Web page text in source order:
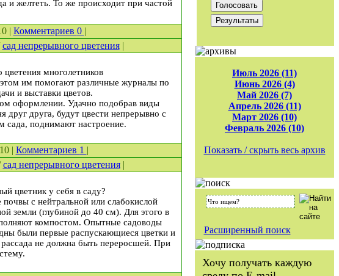
и желтеть. То же происходит при частой
| Комментариев 0 |
сад непрерывного цветения|
многолетников
им помогают различные журналы по
и выставки цветов.
оформлении. Удачно подобрав виды
друг друга, будут цвести непрерывно с
сада, поднимают настроение.
| Комментариев 1 |
сад непрерывного цветения|
цветник у себя в саду?
с нейтральной или слабокислой
земли (глубиной до 40 см). Для этого в
компостом. Опытные садоводы
были первые распускающиеся цветки и
не должна быть переросшей. При
Июль 2026 (11)
Июнь 2026 (4)
Май 2026 (7)
Апрель 2026 (11)
Март 2026 (10)
Февраль 2026 (10)
Показать / скрыть весь архив
Расширенный поиск
Хочу получать каждую